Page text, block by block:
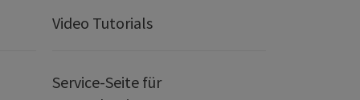
Video Tutorials
Service-Seite für